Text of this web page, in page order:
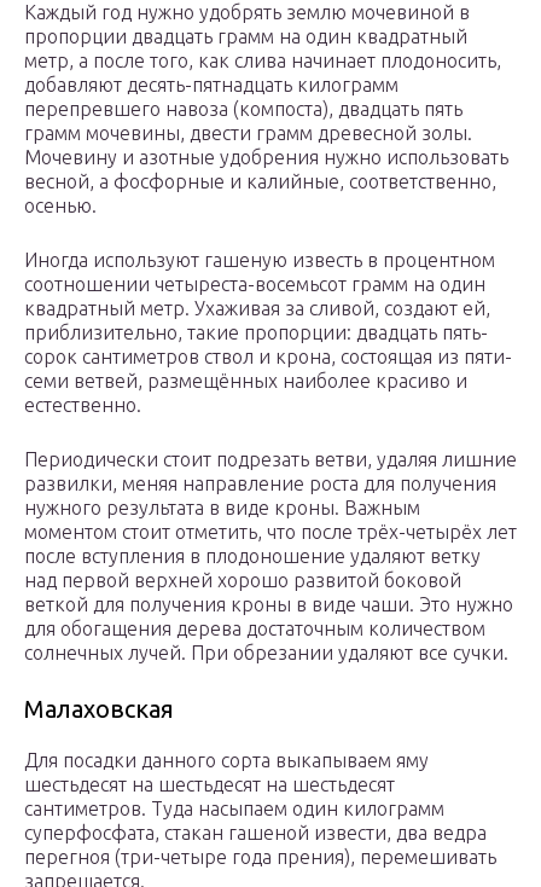
Каждый год нужно удобрять землю мочевиной в
пропорции двадцать грамм на один квадратный
метр, а после того, как слива начинает плодоносить,
добавляют десять-пятнадцать килограмм
перепревшего навоза (компоста), двадцать пять
грамм мочевины, двести грамм древесной золы.
Мочевину и азотные удобрения нужно использовать
весной, а фосфорные и калийные, соответственно,
осенью.
Иногда используют гашеную известь в процентном
соотношении четыреста-восемьсот грамм на один
квадратный метр. Ухаживая за сливой, создают ей,
приблизительно, такие пропорции: двадцать пять-
сорок сантиметров ствол и крона, состоящая из пяти-
семи ветвей, размещённых наиболее красиво и
естественно.
Периодически стоит подрезать ветви, удаляя лишние
развилки, меняя направление роста для получения
нужного результата в виде кроны. Важным
моментом стоит отметить, что после трёх-четырёх лет
после вступления в плодоношение удаляют ветку
над первой верхней хорошо развитой боковой
веткой для получения кроны в виде чаши. Это нужно
для обогащения дерева достаточным количеством
солнечных лучей. При обрезании удаляют все сучки.
Малаховская
Для посадки данного сорта выкапываем яму
шестьдесят на шестьдесят на шестьдесят
сантиметров. Туда насыпаем один килограмм
суперфосфата, стакан гашеной извести, два ведра
перегноя (три-четыре года прения), перемешивать
запрещается.